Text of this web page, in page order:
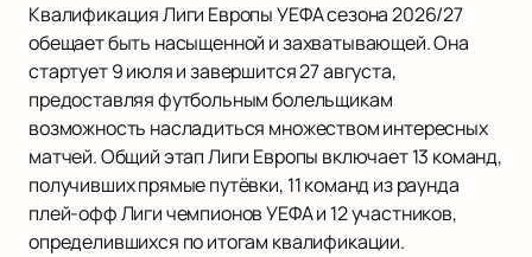
Квалификация Лиги Европы УЕФА сезона 2026/27
обещает быть насыщенной и захватывающей. Она
стартует 9 июля и завершится 27 августа,
предоставляя футбольным болельщикам
возможность насладиться множеством интересных
матчей. Общий этап Лиги Европы включает 13 команд,
получивших прямые путёвки, 11 команд из раунда
плей-офф Лиги чемпионов УЕФА и 12 участников,
определившихся по итогам квалификации.